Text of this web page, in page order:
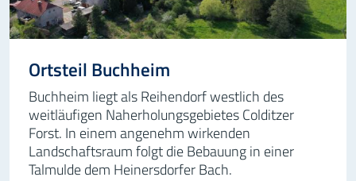
Ortsteil Buchheim
Buchheim liegt als Reihendorf westlich des
weitläufigen Naherholungsgebietes Colditzer
Forst. In einem angenehm wirkenden
Landschaftsraum folgt die Bebauung in einer
Talmulde dem Heinersdorfer Bach.